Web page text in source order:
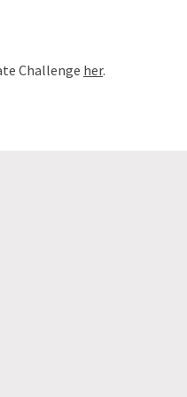
Challenge her.